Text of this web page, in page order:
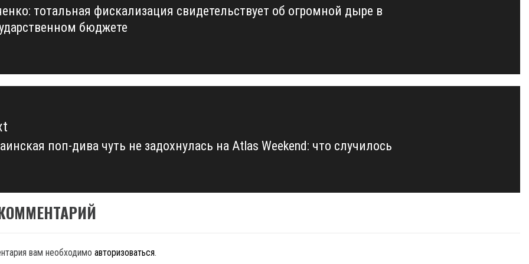
тотальная фискализация свидетельствует об огромной дыре в
бюджете
поп-дива чуть не задохнулась на Atlas Weekend: что случилось
вам необходимо авторизоваться.